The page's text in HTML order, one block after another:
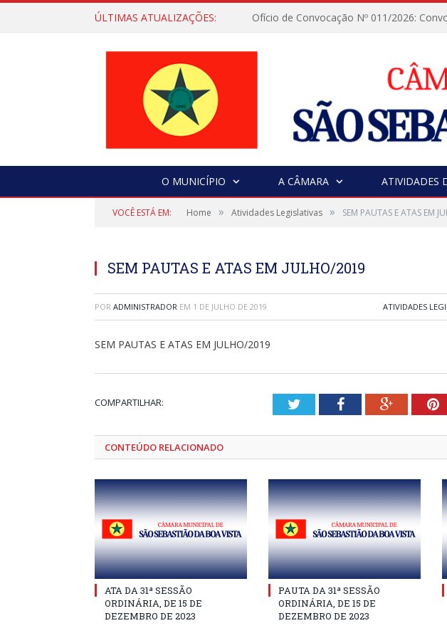
ÚLTIMAS ATUALIZAÇÕES:
O MUNICÍPIO A CÂMARA ATIVIDADES
VOCÊ ESTÁ EM: Home » Atividades Legislativas » SEM PAUTAS E ATAS EM
SEM PAUTAS E ATAS EM JULHO/2019
POR ADMINISTRADOR EM 1 DE JULHO DE 2019 ATIVIDADES
SEM PAUTAS E ATAS EM JULHO/2019
COMPARTILHAR: TwitterFacebookGoogle+
CONTEÚDO RELACIONADO
ATA DA 31ª SESSÃO
ORDINÁRIA, DE 15 DE
DEZEMBRO DE 2023
PAUTA DA 31ª SESSÃO
ORDINÁRIA, DE 15 DE
DEZEMBRO DE 2023